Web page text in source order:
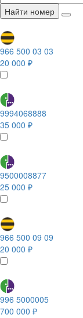
Найти номер
966 500 03 03
20 000 ₽
9994068888
35 000 ₽
9500008877
25 000 ₽
966 500 09 09
20 000 ₽
996 5000005
700 000 ₽